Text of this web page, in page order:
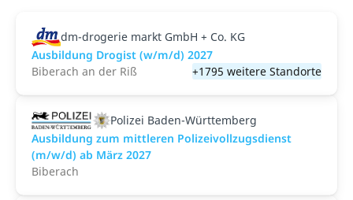
dm-drogerie markt GmbH + Co. KG
Ausbildung Drogist (w/m/d) 2027
Biberach an der Riß
+1795 weitere Standorte
Polizei Baden-Württemberg
Ausbildung zum mittleren Polizeivollzugsdienst
(m/w/d) ab März 2027
Biberach